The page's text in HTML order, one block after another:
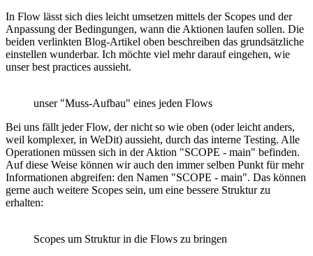
In Flow lässt sich dies leicht umsetzen mittels der Scopes und der
Anpassung der Bedingungen, wann die Aktionen laufen sollen. Die
beiden verlinkten Blog-Artikel oben beschreiben das grundsätzliche
einstellen wunderbar. Ich möchte viel mehr darauf eingehen, wie
unser best practices aussieht.
unser "Muss-Aufbau" eines jeden Flows
Bei uns fällt jeder Flow, der nicht so wie oben (oder leicht anders,
weil komplexer, in WeDit) aussieht, durch das interne Testing. Alle
Operationen müssen sich in der Aktion "SCOPE - main" befinden.
Auf diese Weise können wir auch den immer selben Punkt für mehr
Informationen abgreifen: den Namen "SCOPE - main". Das können
gerne auch weitere Scopes sein, um eine bessere Struktur zu
erhalten:
Scopes um Struktur in die Flows zu bringen